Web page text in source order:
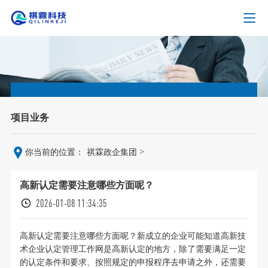
项目业务
你当前的位置： 祺霖政企集团 >
高新认定​需要注意哪些方面呢？
2026-01-08 11:34:35
高新认定需要注意哪些方面呢？新成立的企业可能知道高新技
术企业认定管理工作网是高新认定的地方，除了需要满足一定
的认定条件和要求、按照规定的申报程序去申请之外，还需要